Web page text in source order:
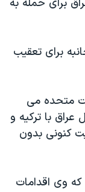
برای تعقيب
متحده می
با ترکيه و
کنونی بدون
که وی اقدامات